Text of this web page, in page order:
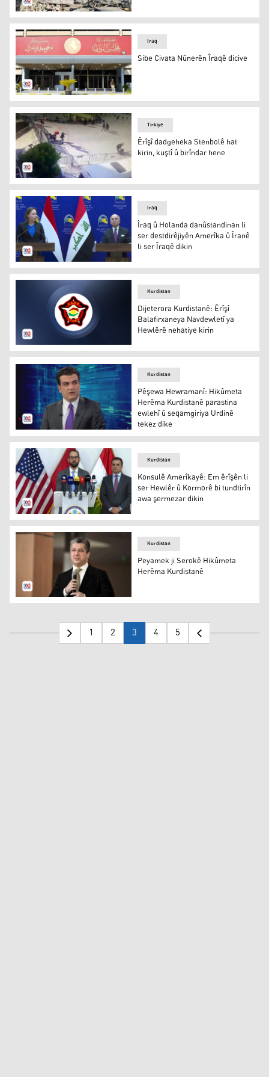
Mala Şehîd Pêşrew Dizeyî piştî êrîşa Îranê ya li ser
Civata Nûnerên Îraqê
Iraq
Sibe Civata Nûnerên Îraqê dicive
Dîmenekê wê êrîşê / Wêne: IHA
Tirkiye
Êrîşî dadgeheka Stenbolê hat
kirin, kuştî û birîndar hene
Fuad Hisên û Hanke Bruins Slot
Iraq
Îraq û Holanda danûstandinan li
ser destdirêjiyên Amerîka û Îranê
li ser Îraqê dikin
Logoya Dijeterora Kurdistanê
Kurdistan
Dijeterora Kurdistanê: Êrîşî
Balafirxaneya Navdewletî ya
Hewlêrê nehatiye kirin
Pêşewa Hewramanî
Kurdistan
Pêşewa Hewramanî: Hikûmeta
Herêma Kurdistanê parastina
ewlehî û seqamgiriya Urdinê
tekez dike
Mark Stro
Kurdistan
Konsulê Amerîkayê: Em êrîşên li
ser Hewlêr û Kormorê bi tundtirîn
awa şermezar dikin
Mesrûr Barzanî
Kurdistan
Peyamek ji Serokê Hikûmeta
Herêma Kurdistanê
1 2 3 4 5